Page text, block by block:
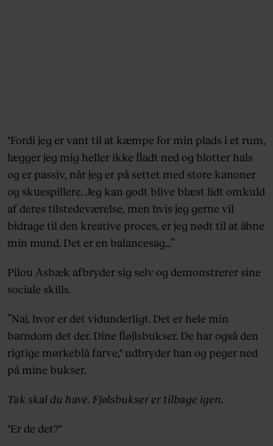
"Fordi jeg er vant til at kæmpe for min plads i et rum,
lægger jeg mig heller ikke fladt ned og blotter hals
og er passiv, når jeg er på settet med store kanoner
og skuespillere. Jeg kan godt blive blæst lidt omkuld
af deres tilstedeværelse, men hvis jeg gerne vil
bidrage til den kreative proces, er jeg nødt til at åbne
min mund. Det er en balancesag…”
Pilou Asbæk afbryder sig selv og demonstrerer sine
sociale skills.
”Naj, hvor er det vidunderligt. Det er hele min
barndom det der. Dine fløjlsbukser. De har også den
rigtige mørkeblå farve," udbryder han og peger ned
på mine bukser.
Tak skal du have. Fjølsbukser er tilbage igen.
"Er de det?"